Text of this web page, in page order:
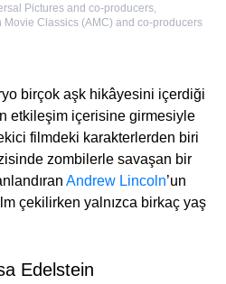
Pictures and co-producers
Classics (AMC) and co-producers
birçok aşk hikâyesini içerdiği
etkileşim içerisine girmesiyle
filmdeki karakterlerden biri
zombilerle savaşan bir
Andrew Lincoln’un
çekilirken yalnızca birkaç yaş
Edelstein